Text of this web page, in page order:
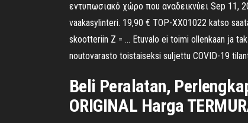
εντυπωσιακό χώρο που αναδεικνύει Sep 11,
vaakasylinteri. 19,90 € TOP-XX01022 katso
skootteriin Z = … Etuvalo ei toimi ollenkaan ja
noutovarasto toistaiseksi suljettu COVID-19
Beli Peralatan,
ORIGINAL Harga